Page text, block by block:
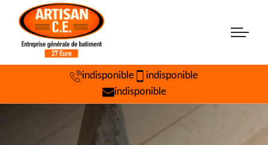
indisponible
indisponible
indisponible